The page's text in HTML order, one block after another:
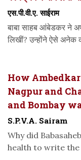
एस.पी.वी.ए. साईराम
बाबा साहब आंबेडकर ने
लिखीं? उन्होंने ऐसे अनेक
How
Nagpur and
and Bombay
S.P.V.A. Sairam
Why did
health to write the